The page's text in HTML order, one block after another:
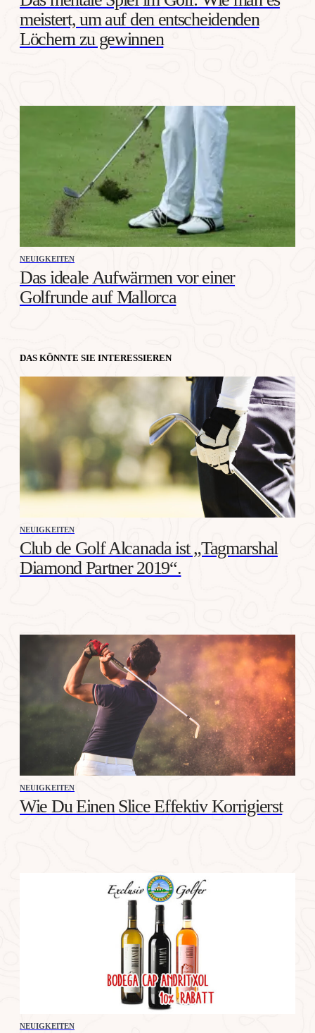
meistert, um auf den entscheidenden
Löchern zu gewinnen
NEUIGKEITEN
Das ideale Aufwärmen vor einer
Golfrunde auf Mallorca
DAS KÖNNTE SIE INTERESSIEREN
NEUIGKEITEN
Club de Golf Alcanada ist „Tagmarshal
Diamond Partner 2019“.
NEUIGKEITEN
Wie Du Einen Slice Effektiv Korrigierst
NEUIGKEITEN